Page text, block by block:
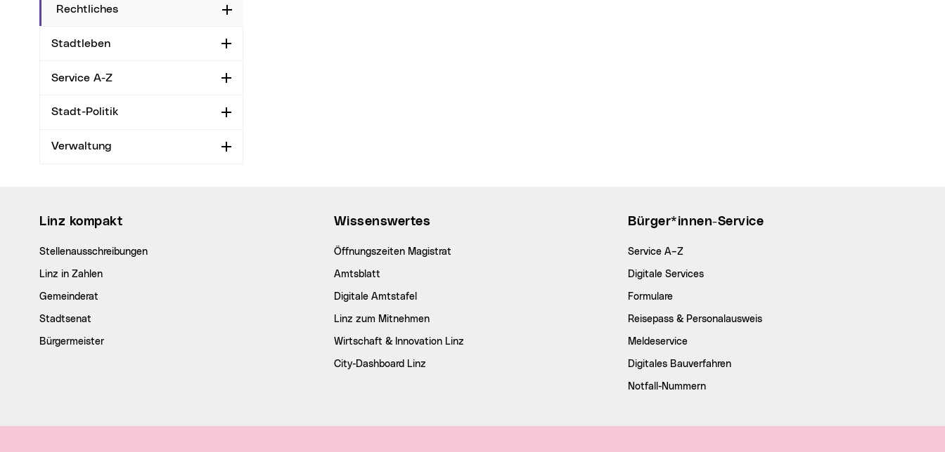
Rechtliches Aufklappen
Stadtleben Aufklappen
Service A-Z Aufklappen
Stadt-Politik Aufklappen
Verwaltung Aufklappen
Linz kompakt
Stellenausschreibungen
Linz in Zahlen
Gemeinderat
Stadtsenat
Bürgermeister
Wissenswertes
Öffnungszeiten Magistrat
Amtsblatt
Digitale Amtstafel
Linz zum Mitnehmen
Wirtschaft & Innovation Linz
City-Dashboard Linz
Bürger*innen-Service
Service A–Z
Digitale Services
Formulare
Reisepass & Personalausweis
Meldeservice
Digitales Bauverfahren
Notfall-Nummern